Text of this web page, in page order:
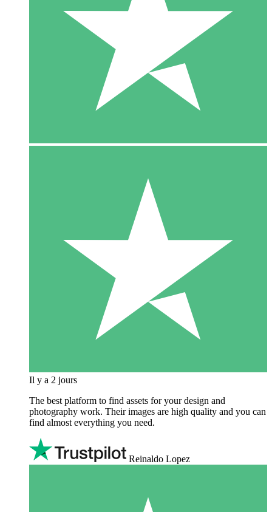
Il y a 2 jours
The best platform to find assets for your design and
photography work. Their images are high quality and you can
find almost everything you need.
Reinaldo Lopez